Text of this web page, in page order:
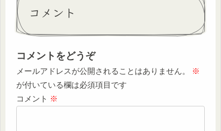
コメント
コメントをどうぞ
メールアドレスが公開されることはありません。
※
が付いている欄は必須項目です
コメント ※